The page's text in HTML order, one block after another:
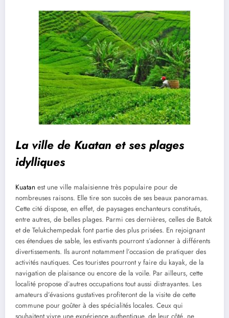
La ville de Kuatan et ses plages
idylliques
Kuatan est une ville malaisienne très populaire pour de
nombreuses raisons. Elle tire son succès de ses beaux panoramas.
Cette cité dispose, en effet, de paysages enchanteurs constitués,
entre autres, de belles plages. Parmi ces dernières, celles de Batok
et de Telukchempedak font partie des plus prisées. En rejoignant
ces étendues de sable, les estivants pourront s’adonner à différents
divertissements. Ils auront notamment l’occasion de pratiquer des
activités nautiques. Ces touristes pourront y faire du kayak, de la
navigation de plaisance ou encore de la voile. Par ailleurs, cette
localité propose d’autres occupations tout aussi distrayantes. Les
amateurs d’évasions gustatives profiteront de la visite de cette
commune pour goûter à des spécialités locales. Ceux qui